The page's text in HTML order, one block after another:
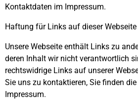
Kontaktdaten im Impressum.
Haftung für Links auf dieser Webseite
Unsere Webseite enthält Links zu
deren Inhalt wir nicht verantwortlich
rechtswidrige Links auf unserer
Sie uns zu kontaktieren, Sie finden
Impressum.